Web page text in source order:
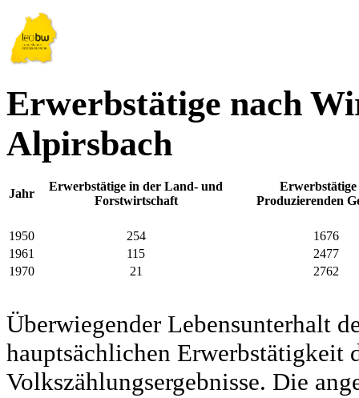
Erwerbstätige nach
Alpirsbach
Jahr
Erwerbstätige in der Land- und
Forstwirtschaft
Erwerbstätige
Produzierenden
1950 254
1676
1961
115
2477
1970
21 2762
Überwiegender Lebensunterhalt
hauptsächlichen Erwerbstätigkeit
Volkszählungsergebnisse. Die